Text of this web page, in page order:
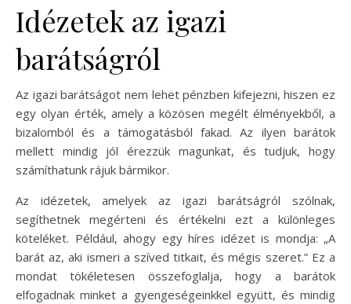
Idézetek az igazi
barátságról
Az igazi barátságot nem lehet pénzben kifejezni, hiszen ez
egy olyan érték, amely a közösen megélt élményekből, a
bizalomból és a támogatásból fakad. Az ilyen barátok
mellett mindig jól érezzük magunkat, és tudjuk, hogy
számíthatunk rájuk bármikor.
Az idézetek, amelyek az igazi barátságról szólnak,
segíthetnek megérteni és értékelni ezt a különleges
köteléket. Például, ahogy egy híres idézet is mondja: „A
barát az, aki ismeri a szíved titkait, és mégis szeret.” Ez a
mondat tökéletesen összefoglalja, hogy a barátok
elfogadnak minket a gyengeségeinkkel együtt, és mindig